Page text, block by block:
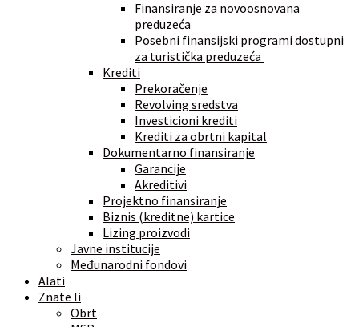
Finansiranje za novoosnovana
preduzeća
Posebni finansijski programi dostupni
za turistička preduzeća
Krediti
Prekoračenje
Revolving sredstva
Investicioni krediti
Krediti za obrtni kapital
Dokumentarno finansiranje
Garancije
Akreditivi
Projektno finansiranje
Biznis (kreditne) kartice
Lizing proizvodi
Javne institucije
Međunarodni fondovi
Alati
Znate li
Obrt